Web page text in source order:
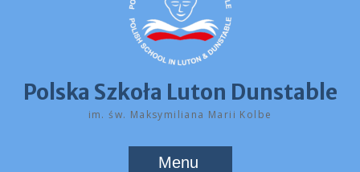
Polska Szkoła Luton Dunstable
im. św. Maksymiliana Marii Kolbe
Menu